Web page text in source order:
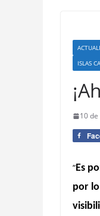
ISLAS
10
“Es
por